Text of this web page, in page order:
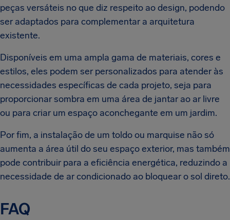
peças versáteis no que diz respeito ao design, podendo
ser adaptados para complementar a arquitetura
existente.
Disponíveis em uma ampla gama de materiais, cores e
estilos, eles podem ser personalizados para atender às
necessidades específicas de cada projeto, seja para
proporcionar sombra em uma área de jantar ao ar livre
ou para criar um espaço aconchegante em um jardim.
Por fim, a instalação de um toldo ou marquise não só
aumenta a área útil do seu espaço exterior, mas também
pode contribuir para a eficiência energética, reduzindo a
necessidade de ar condicionado ao bloquear o sol direto.
FAQ